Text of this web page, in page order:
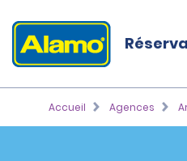
Accueil Agences